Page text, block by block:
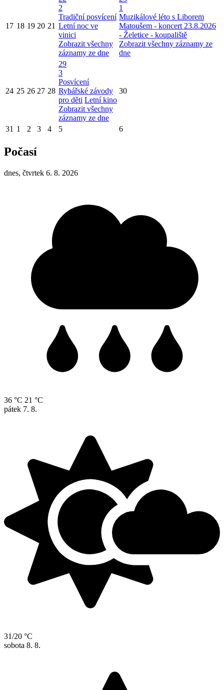
17 18 19 20 21
2
Tradiční posvícení
Letní noc ve
vinici
Zobrazit všechny
záznamy ze dne
1
Muzikálové léto s Liborem
Matoušem - koncert 23.8.2026
- Želetice - koupaliště
Zobrazit všechny záznamy ze
dne
24 25 26 27 28
29
3
Posvícení
Rybářské závody
pro děti Letní kino
Zobrazit všechny
záznamy ze dne
30
31 1 2 3 4 5 6
Počasí
dnes, čtvrtek 6. 8. 2026
36 °C 21 °C
pátek 7. 8.
31/20 °C
sobota 8. 8.